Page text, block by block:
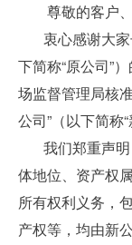
尊敬的客户
衷心感谢大家
下简称“原公司”
场监督管理局核
公司”（以下简称“
我们郑重声明
体地位、资产权
所有权利义务，
产权等，均由新